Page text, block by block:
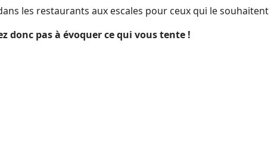
les restaurants aux escales pour ceux qui le souhaitent
donc pas à évoquer ce qui vous tente !